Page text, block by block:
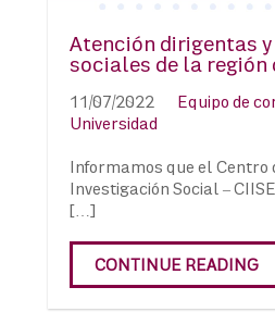
Atención dirigentas
sociales de la región
11/07/2022
Equipo de
Universidad
Informamos que el Centro
Investigación Social –
[…]
CONTINUE READING